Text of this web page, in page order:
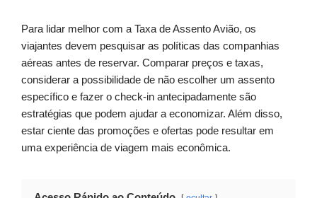
Para lidar melhor com a Taxa de Assento Avião, os
viajantes devem pesquisar as políticas das companhias
aéreas antes de reservar. Comparar preços e taxas,
considerar a possibilidade de não escolher um assento
específico e fazer o check-in antecipadamente são
estratégias que podem ajudar a economizar. Além disso,
estar ciente das promoções e ofertas pode resultar em
uma experiência de viagem mais econômica.